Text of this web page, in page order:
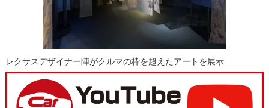
レクサスデザイナー陣がクルマの枠を超えたアートを展示